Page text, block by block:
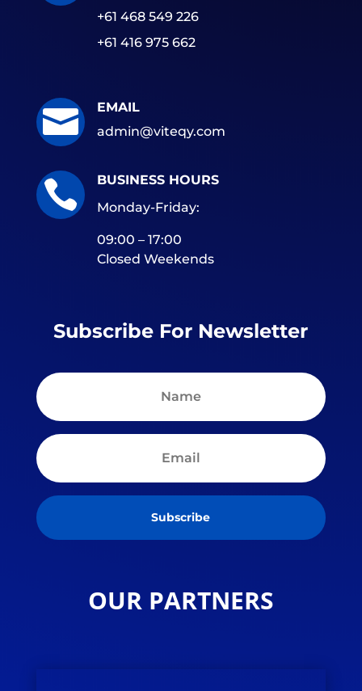
+61 468 549 226
+61 416 975 662

EMAIL
admin@viteqy.com

BUSINESS HOURS
Monday-Friday:
09:00 – 17:00
Closed Weekends
Subscribe For Newsletter
Subscribe
OUR PARTNERS